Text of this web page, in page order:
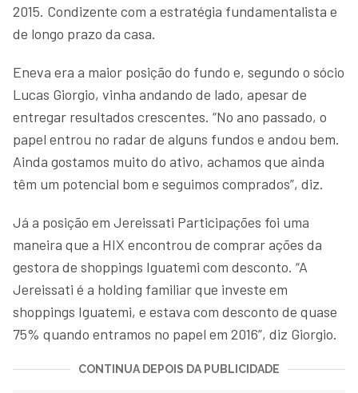
2015. Condizente com a estratégia fundamentalista e
de longo prazo da casa.
Eneva era a maior posição do fundo e, segundo o sócio
Lucas Giorgio, vinha andando de lado, apesar de
entregar resultados crescentes. “No ano passado, o
papel entrou no radar de alguns fundos e andou bem.
Ainda gostamos muito do ativo, achamos que ainda
têm um potencial bom e seguimos comprados”, diz.
Já a posição em Jereissati Participações foi uma
maneira que a HIX encontrou de comprar ações da
gestora de shoppings Iguatemi com desconto. “A
Jereissati é a holding familiar que investe em
shoppings Iguatemi, e estava com desconto de quase
75% quando entramos no papel em 2016”, diz Giorgio.
CONTINUA DEPOIS DA PUBLICIDADE